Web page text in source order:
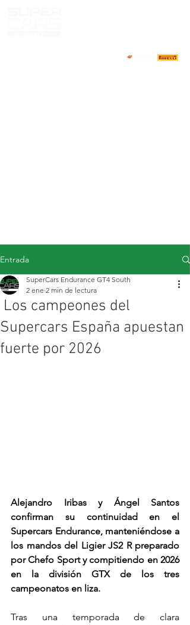
Entrada
Los campeones del
Supercars España apuestan
fuerte por 2026
SuperCars Endurance GT4 South
2 ene 2 min de lectura
Alejandro Iribas y Ángel Santos
confirman su continuidad en el
Supercars Endurance, manteniéndose a
los mandos del Ligier JS2 R preparado
por Chefo Sport y compitiendo en 2026
en la división GTX de los tres
campeonatos en liza.
Tras una temporada de clara